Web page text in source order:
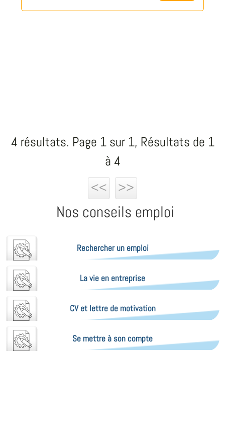
4 résultats. Page 1 sur 1, Résultats de 1
à 4
<<
>>
Nos conseils emploi
Rechercher un emploi
La vie en entreprise
CV et lettre de motivation
Se mettre à son compte